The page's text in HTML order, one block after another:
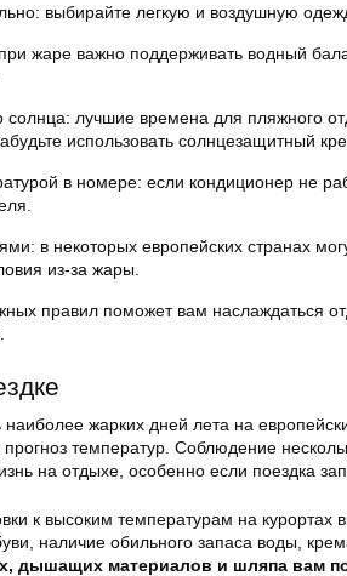
выбирайте легкую и воздушную
жаре важно поддерживать водный
солнца: лучшие времена для пляжного
использовать солнцезащитный
в номере: если кондиционер не
в некоторых европейских странах
из-за жары.
правил поможет вам наслаждаться
жарких дней лета на
прогноз температур. Соблюдение
на отдыхе, особенно если поездка
к высоким температурам на курортах
наличие обильного запаса воды,
дышащих материалов и шляпа вам